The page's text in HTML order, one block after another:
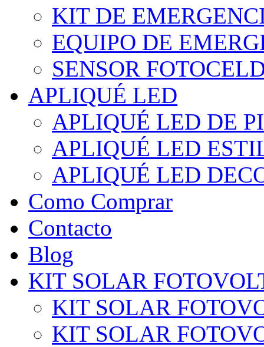
KIT DE
EQUIPO DE
SENSOR
APLIQUÉ LED
APLIQUÉ LED DE
APLIQUÉ LED
APLIQUÉ LED
Como Comprar
Contacto
Blog
KIT SOLAR
KIT SOLAR
KIT SOLAR